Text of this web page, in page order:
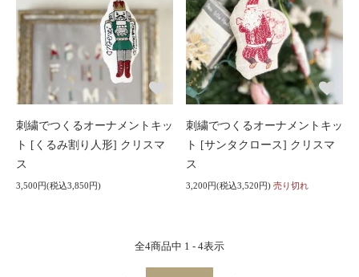
刺繍でつくるオーナメントキッ
ト [くるみ割り人形] クリスマ
ス
3,500円(税込3,850円)
刺繍でつくるオーナメントキッ
ト [サンタクロース] クリスマ
ス
3,200円(税込3,520円) 売り切れ
全4商品中 1 - 4表示